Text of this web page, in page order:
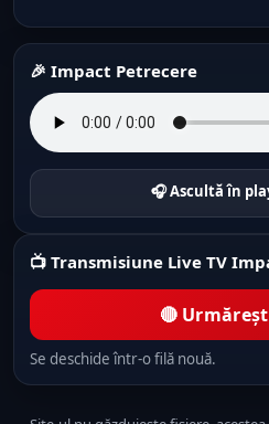
🎉 Impact Petrecere
🎧 Ascultă în
📺 Transmisiune Live TV
🔴
Se deschide într-o filă nouă.